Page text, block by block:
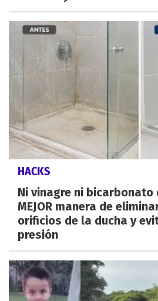
HACKS
Ni vinagre ni bicarbonato
MEJOR manera de
orificios de la ducha y
presión